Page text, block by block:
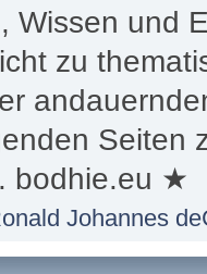
Wissen und
zu
Seiten
bodhie.eu ★
Johannes